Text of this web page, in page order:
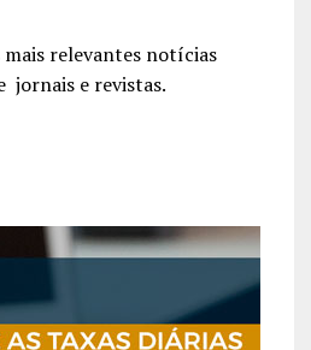
mais relevantes notícias
jornais e revistas.